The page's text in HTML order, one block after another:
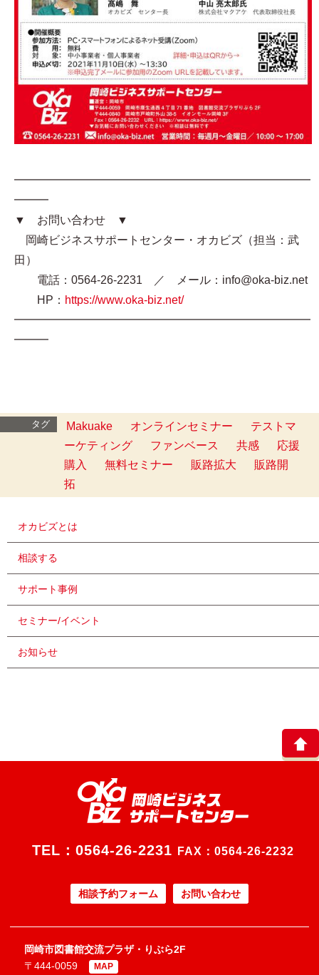
━━━━━━━━━━━━━━━━━━━━━━━━━━
━━━
▼ お問い合わせ ▼
岡崎ビジネスサポートセンター・オカビズ（担当：武
田）
電話：0564-26-2231 ／ メール：info@oka-biz.net
HP： https://www.oka-biz.net/
━━━━━━━━━━━━━━━━━━━━━━━━━━
━━━
タグ Makuake オンラインセミナー
テストマ
ーケティング
ファンベース 共感
応援
購入
無料セミナー 販路拡大
販路開
拓
オカビズとは
相談する
サポート事例
セミナー/イベント
お知らせ
TEL： 0564-26-2231 FAX：0564-26-2232
相談予約フォーム お問い合わせ
岡崎市図書館交流プラザ・りぶら2F
〒444-0059
MAP